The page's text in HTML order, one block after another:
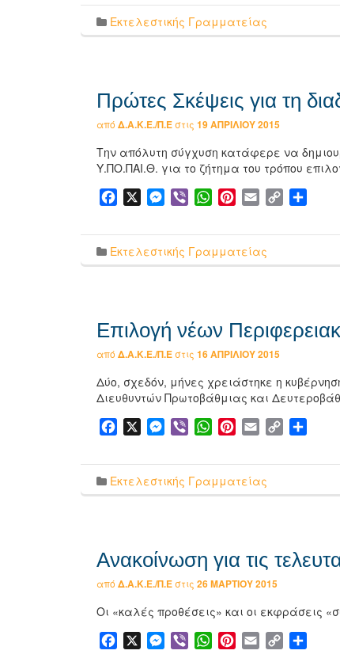
Εκτελεστικής Γραμματείας
Πρώτες Σκέψεις για τη
από Δ.Α.Κ.Ε./Π.Εστις 19 ΑΠΡΙΛΊΟΥ 2015
Την απόλυτη σύγχυση κατάφερε να
Υ.ΠΟ.ΠΑΙ.Θ. για το ζήτημα του τρόπου
Facebook Messenger
Viber WhatsApp
Pinterest
Email Copy
Εκτελεστικής Γραμματείας
Επιλογή νέων
από Δ.Α.Κ.Ε./Π.Εστις 16 ΑΠΡΙΛΊΟΥ 2015
Δύο, σχεδόν, μήνες χρειάστηκε η
Διευθυντών Πρωτοβάθμιας και
Facebook Messenger
Viber WhatsApp
Pinterest
Email Copy
Εκτελεστικής Γραμματείας
Ανακοίνωση για τις
από Δ.Α.Κ.Ε./Π.Εστις 26 ΜΑΡΤΊΟΥ 2015
Οι «καλές προθέσεις» και οι εκφράσεις
Facebook Messenger
Viber WhatsApp
Pinterest
Email Copy